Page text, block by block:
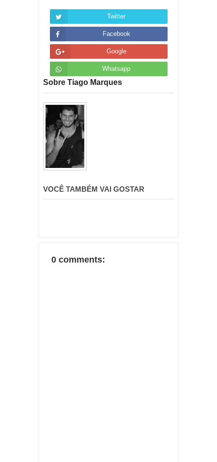
Twitter
Facebook
Google
Whatsapp
Sobre Tiago Marques
VOCÊ TAMBÉM VAI GOSTAR
0 comments: